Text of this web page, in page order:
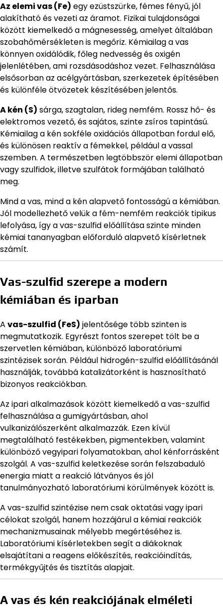
Az elemi vas (Fe) egy ezüstszürke, fémes fényű, jól
alakítható és vezeti az áramot. Fizikai tulajdonságai
között kiemelkedő a mágnesesség, amelyet általában
szobahőmérsékleten is megőriz. Kémiailag a vas
könnyen oxidálódik, főleg nedvesség és oxigén
jelenlétében, ami rozsdásodáshoz vezet. Felhasználása
elsősorban az acélgyártásban, szerkezetek építésében
és különféle ötvözetek készítésében jelentős.
A kén (S) sárga, szagtalan, rideg nemfém. Rossz hő- és
elektromos vezető, és sajátos, szinte zsíros tapintású.
Kémiailag a kén sokféle oxidációs állapotban fordul elő,
és különösen reaktív a fémekkel, például a vassal
szemben. A természetben legtöbbször elemi állapotban
vagy szulfidok, illetve szulfátok formájában található
meg.
Mind a vas, mind a kén alapvető fontosságú a kémiában.
Jól modellezhető velük a fém-nemfém reakciók tipikus
lefolyása, így a vas-szulfid előállítása szinte minden
kémiai tananyagban előforduló alapvető kísérletnek
számít.
Vas-szulfid szerepe a modern
kémiában és iparban
A vas-szulfid (FeS) jelentősége több szinten is
megmutatkozik. Egyrészt fontos szerepet tölt be a
szervetlen kémiában, különböző laboratóriumi
szintézisek során. Például hidrogén-szulfid előállításánál
használják, továbbá katalizátorként is hasznosítható
bizonyos reakciókban.
Az ipari alkalmazások között kiemelkedő a vas-szulfid
felhasználása a gumigyártásban, ahol
vulkanizálószerként alkalmazzák. Ezen kívül
megtalálható festékekben, pigmentekben, valamint
különböző vegyipari folyamatokban, ahol kénforrásként
szolgál. A vas-szulfid keletkezése során felszabaduló
energia miatt a reakció látványos és jól
tanulmányozható laboratóriumi körülmények között is.
A vas-szulfid szintézise nem csak oktatási vagy ipari
célokat szolgál, hanem hozzájárul a kémiai reakciók
mechanizmusainak mélyebb megértéséhez is.
Laboratóriumi kísérletekben segít a diákoknak
elsajátítani a reagens előkészítés, reakcióindítás,
termékgyűjtés és tisztítás alapjait.
A vas és kén reakciójának elméleti